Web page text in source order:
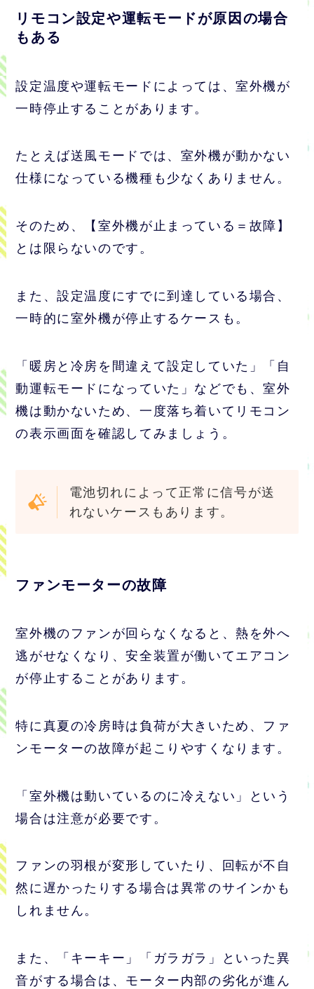
リモコン設定や運転モードが原因の場合
もある
設定温度や運転モードによっては、室外機が
一時停止することがあります。
たとえば送風モードでは、室外機が動かない
仕様になっている機種も少なくありません。
そのため、【室外機が止まっている＝故障】
とは限らないのです。
また、設定温度にすでに到達している場合、
一時的に室外機が停止するケースも。
「暖房と冷房を間違えて設定していた」「自
動運転モードになっていた」などでも、室外
機は動かないため、一度落ち着いてリモコン
の表示画面を確認してみましょう。
電池切れによって正常に信号が送
れないケースもあります。
ファンモーターの故障
室外機のファンが回らなくなると、熱を外へ
逃がせなくなり、安全装置が働いてエアコン
が停止することがあります。
特に真夏の冷房時は負荷が大きいため、ファ
ンモーターの故障が起こりやすくなります。
「室外機は動いているのに冷えない」という
場合は注意が必要です。
ファンの羽根が変形していたり、回転が不自
然に遅かったりする場合は異常のサインかも
しれません。
また、「キーキー」「ガラガラ」といった異
音がする場合は、モーター内部の劣化が進ん